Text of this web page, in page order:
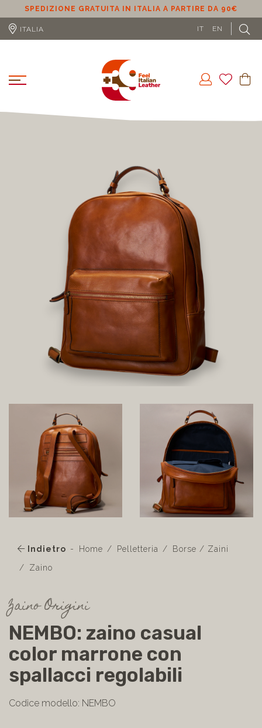
SPEDIZIONE GRATUITA IN ITALIA A PARTIRE DA 90€
ITALIA IT EN
Indietro Home Pelletteria
Borse / Zaini
Zaino
Zaino Origini
NEMBO: zaino casual
color marrone con
spallacci regolabili
Codice modello: NEMBO